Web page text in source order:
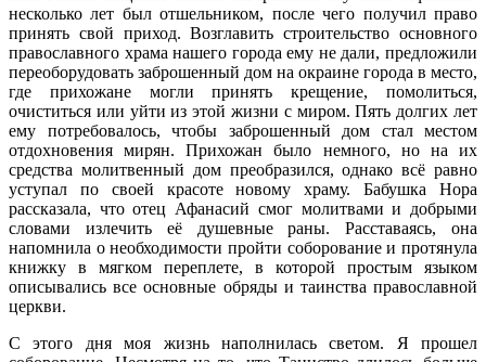
несколько лет был отшельником, после чего получил право
принять свой приход. Возглавить строительство основного
православного храма нашего города ему не дали, предложили
переоборудовать заброшенный дом на окраине города в место,
где прихожане могли принять крещение, помолиться,
очиститься или уйти из этой жизни с миром. Пять долгих лет
ему потребовалось, чтобы заброшенный дом стал местом
отдохновения мирян. Прихожан было немного, но на их
средства молитвенный дом преобразился, однако всё равно
уступал по своей красоте новому храму. Бабушка Нора
рассказала, что отец Афанасий смог молитвами и добрыми
словами излечить её душевные раны. Расставаясь, она
напомнила о необходимости пройти соборование и протянула
книжку в мягком переплете, в которой простым языком
описывались все основные обряды и таинства православной
церкви.
С этого дня моя жизнь наполнилась светом. Я прошел